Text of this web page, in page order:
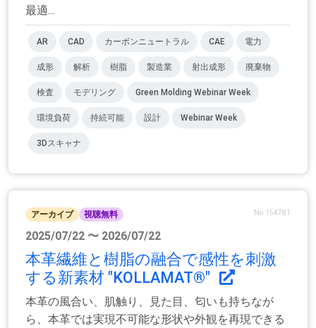
最適...
AR CAD カーボンニュートラル CAE 電力
成形 解析 樹脂 製造業 射出成形 廃棄物
検査 モデリング Green Molding Webinar Week
環境負荷 持続可能 設計 Webinar Week
3Dスキャナ
アーカイブ 視聴無料 No.154781
2025/07/22 〜 2026/07/22
本革繊維と樹脂の融合で感性を刺激
する新素材 "KOLLAMAT®"
本革の風合い、肌触り、見た目、匂いも持ちなが
ら、本革では実現不可能な形状や外観を再現できる